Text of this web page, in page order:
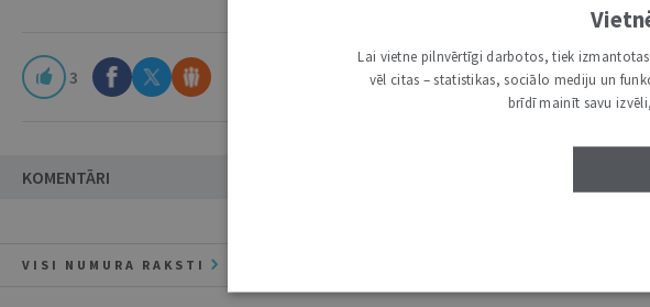
3
KOMENTĀRI
VISI NUMURA RAKSTI
Lai vietne pilnvērtīgi darbotos, tiek
vēl citas – statistikas, sociālo mediju un
brīdī mainīt savu